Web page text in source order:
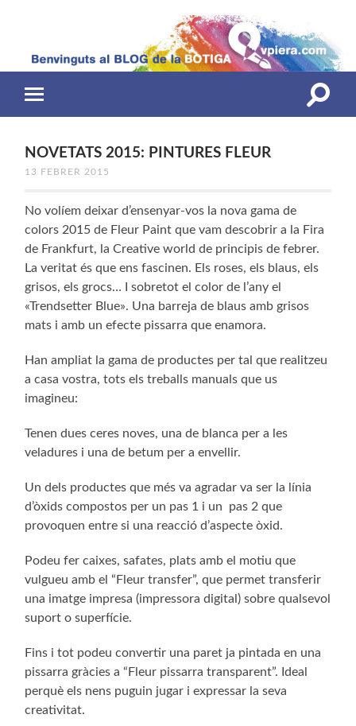
mobile
Toggle
NOVETATS 2015: PINTURES FLEUR
13 FEBRER 2015
No volíem deixar d’ensenyar-vos la nova gama de
colors 2015 de Fleur Paint que vam descobrir a la Fira
de Frankfurt, la Creative world de principis de febrer.
La veritat és que ens fascinen. Els roses, els blaus, els
grisos, els grocs… I sobretot el color de l’any el
«Trendsetter Blue». Una barreja de blaus amb grisos
mats i amb un efecte pissarra que enamora.
Han ampliat la gama de productes per tal que realitzeu
a casa vostra, tots els treballs manuals que us
imagineu:
Tenen dues ceres noves, una de blanca per a les
veladures i una de betum per a envellir.
Un dels productes que més va agradar va ser la línia
d’òxids compostos per un pas 1 i un pas 2 que
provoquen entre si una reacció d’aspecte òxid.
Podeu fer caixes, safates, plats amb el motiu que
vulgueu amb el “Fleur transfer”, que permet transferir
una imatge impresa (impressora digital) sobre qualsevol
suport o superfície.
Fins i tot podeu convertir una paret ja pintada en una
pissarra gràcies a “Fleur pissarra transparent”. Ideal
perquè els nens puguin jugar i expressar la seva
creativitat.